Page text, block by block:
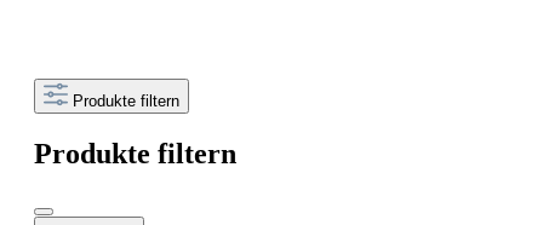
Produkte filtern
Produkte filtern